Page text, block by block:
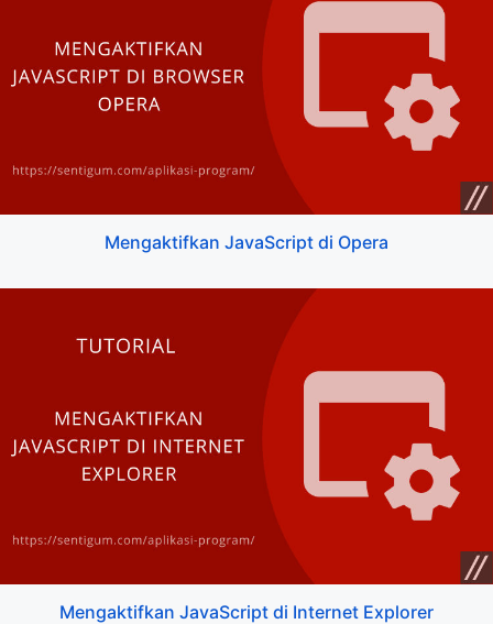
Mengaktifkan JavaScript di Opera
Mengaktifkan JavaScript di Internet Explorer